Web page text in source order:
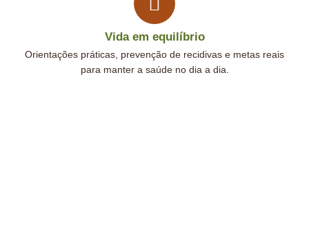
Vida em equilíbrio
Orientações práticas, prevenção de recidivas e metas reais
para manter a saúde no dia a dia.